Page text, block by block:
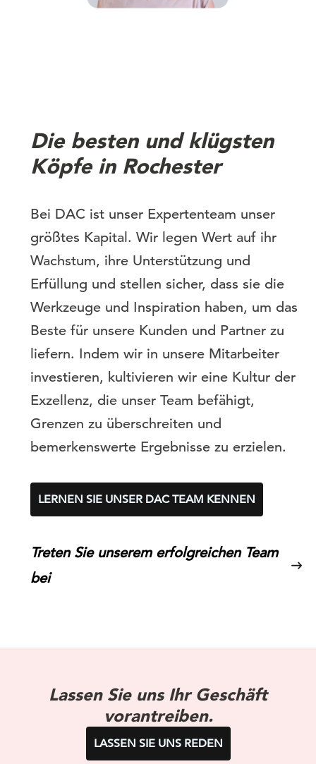
Die besten und klügsten
Köpfe in Rochester
Bei DAC ist unser Expertenteam unser
größtes Kapital. Wir legen Wert auf ihr
Wachstum, ihre Unterstützung und
Erfüllung und stellen sicher, dass sie die
Werkzeuge und Inspiration haben, um das
Beste für unsere Kunden und Partner zu
liefern. Indem wir in unsere Mitarbeiter
investieren, kultivieren wir eine Kultur der
Exzellenz, die unser Team befähigt,
Grenzen zu überschreiten und
bemerkenswerte Ergebnisse zu erzielen.
LERNEN SIE UNSER DAC TEAM KENNEN
Treten Sie unserem erfolgreichen Team
bei
Lassen Sie uns Ihr Geschäft
vorantreiben.
LASSEN SIE UNS REDEN